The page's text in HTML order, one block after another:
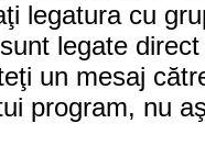
legatura cu
legate
un mesaj
program, nu